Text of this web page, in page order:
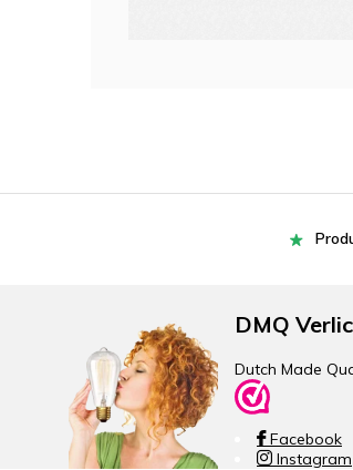
DMQ
Dutch Made
Facebook
Instagram